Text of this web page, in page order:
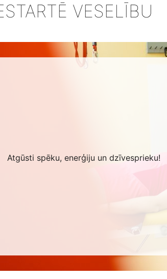
VESELĪBU
Atgūsti spēku, enerģiju un dzīvesprieku!